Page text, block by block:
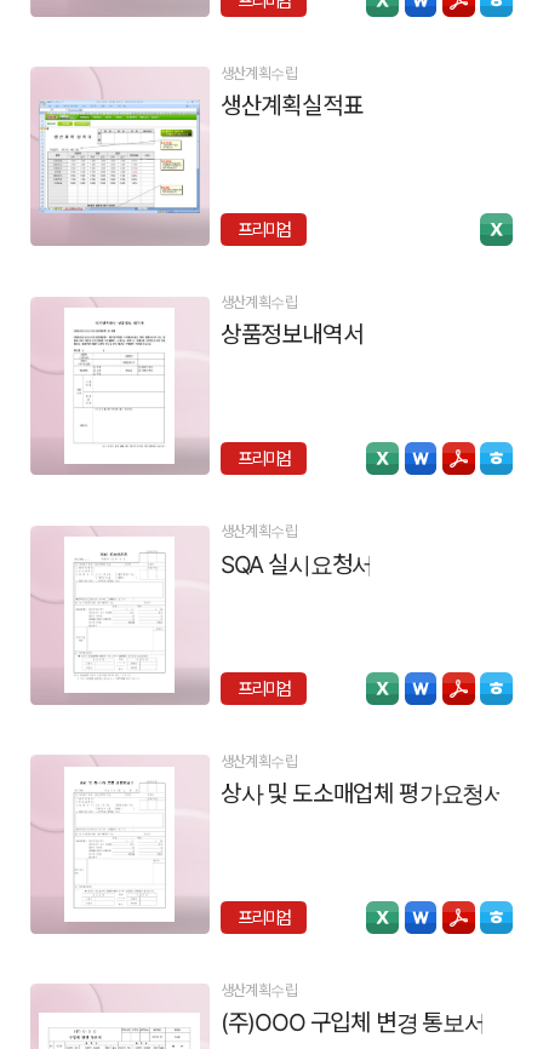
생산계획수립
생산계획실적표
프리미엄
생산계획수립
상품정보내역서
프리미엄
생산계획수립
SQA 실시요청서
프리미엄
생산계획수립
상사 및 도소매업체 평가요청서
프리미엄
생산계획수립
(주)OOO 구입체 변경 통보서